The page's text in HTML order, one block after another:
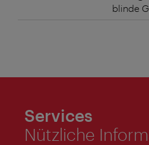
blinde
Services
Nützliche